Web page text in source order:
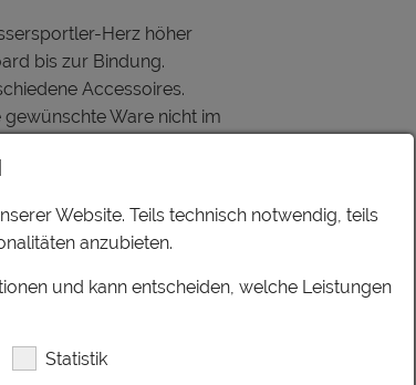
Herz höher
bis zur Bindung.
Accessoires.
Ware nicht im
Besonderes
zu bekommen
der Badeseen
Website. Teils technisch notwendig, teils
anzubieten.
und kann entscheiden, welche Leistungen
Statistik